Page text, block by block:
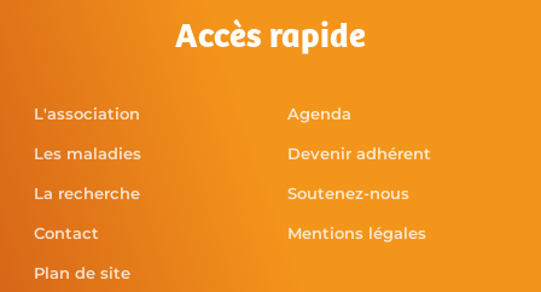
Accès rapide
L'association
Les maladies
La recherche
Contact
Plan de site
Agenda
Devenir adhérent
Soutenez-nous
Mentions légales